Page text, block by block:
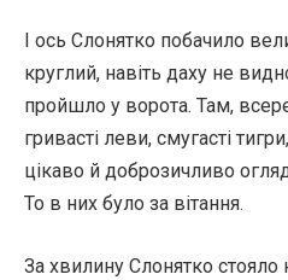
І ось Слонятко побачило
круглий, навіть даху не
пройшло у ворота. Там,
гривасті леви, смугасті
цікаво й доброзичливо
То в них було за вітання.
За хвилину Слонятко стояло